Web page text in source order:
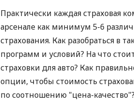
Практически каждая страховая
арсенале как минимум 5-6
страхования. Как разобраться в
программ и условий? На что
страховки для авто? Как
опции, чтобы стоимость
по соотношению "цена-качество"?